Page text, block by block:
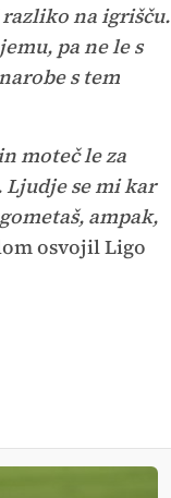
na igrišču.
pa ne le s
s tem
moteč le za
se mi kar
ampak,
osvojil Ligo